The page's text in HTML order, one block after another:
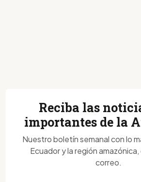
Reciba las
importantes de la
Nuestro boletín semanal con lo
Ecuador y la región
correo.